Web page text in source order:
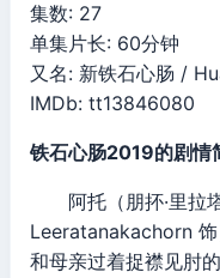
集数: 27
单集片长: 60分钟
又名: 新铁石心肠 /
IMDb: tt13846080
铁石心肠2019的剧情简
阿托（朋抔·里拉
Leeratanakachorn
和母亲过着捉襟见肘